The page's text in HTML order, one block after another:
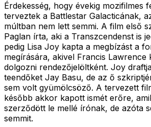
Érdekesség, hogy évekig mozifilmes
terveztek a Battlestar Galacticának,
múltban nem lett semmi. A film első
Paglan írta, aki a Transzcendenst is
pedig Lisa Joy kapta a megbízást a
megírására, akivel Francis Lawrence
dolgozni rendezőjelöltként. Joy
teendőket Jay Basu, de az ő
sem volt gyümölcsöző. A tervezett
később akkor kapott ismét erőre,
szerződött le mellé írónak, de azóta
semmit.